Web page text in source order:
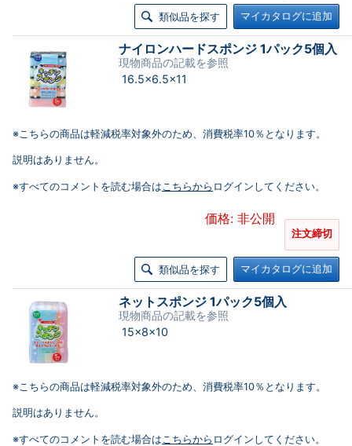
類似品を探す マイカタログに追加
ナイロンハードスポンジ 1パック5個入
現物商品の記載を参照
16.5×6.5×11
※こちらの商品は軽減税率対象外のため、消費税率10％となります。
説明はありません。
※すべてのコメントを読む場合はこちらから ログインしてください。
価格: 非公開
注文締切
類似品を探す マイカタログに追加
ネットスポンジ 1パック5個入
現物商品の記載を参照
15×8×10
※こちらの商品は軽減税率対象外のため、消費税率10％となります。
説明はありません。
※すべてのコメントを読む場合はこちらから ログインしてください。